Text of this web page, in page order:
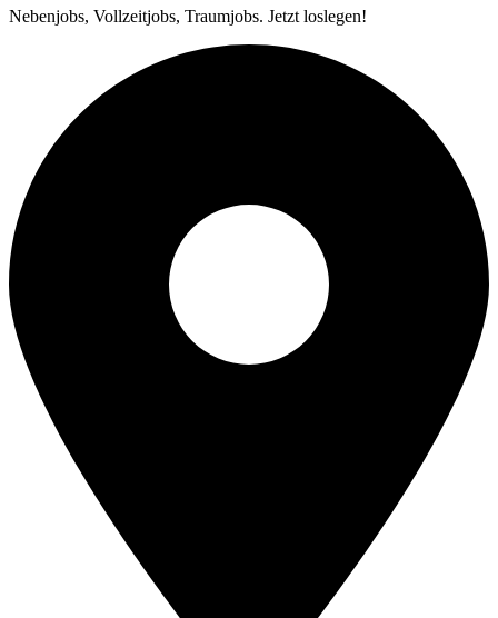
Nebenjobs, Vollzeitjobs, Traumjobs. Jetzt loslegen!